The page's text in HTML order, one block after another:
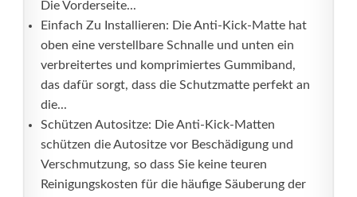
Die Vorderseite...
Einfach Zu Installieren: Die Anti-Kick-Matte hat
oben eine verstellbare Schnalle und unten ein
verbreitertes und komprimiertes Gummiband,
das dafür sorgt, dass die Schutzmatte perfekt an
die...
Schützen Autositze: Die Anti-Kick-Matten
schützen die Autositze vor Beschädigung und
Verschmutzung, so dass Sie keine teuren
Reinigungskosten für die häufige Säuberung der